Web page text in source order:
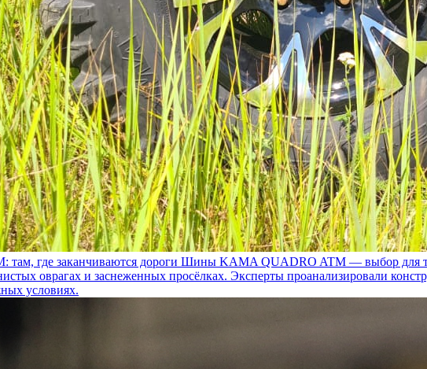
где заканчиваются дороги Шины KAMA QUADRO ATM — выбор для
оврагах и заснеженных просёлках. Эксперты проанализировали
условиях.